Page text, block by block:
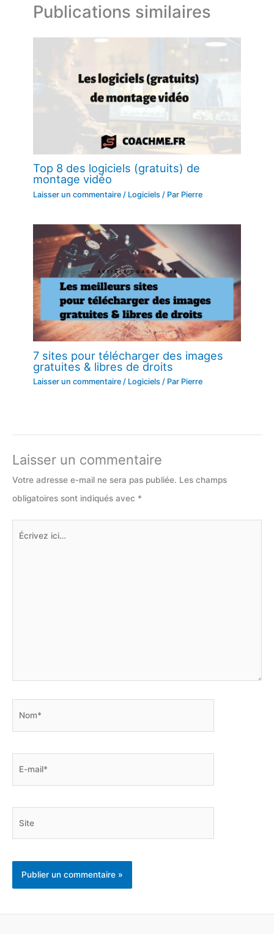
Publications similaires
Top 8 des logiciels (gratuits) de
montage vidéo
Laisser un commentaire / Logiciels / Par Pierre
7 sites pour télécharger des images
gratuites & libres de droits
Laisser un commentaire / Logiciels / Par Pierre
Laisser un commentaire
Votre adresse e-mail ne sera pas publiée. Les champs
obligatoires sont indiqués avec *